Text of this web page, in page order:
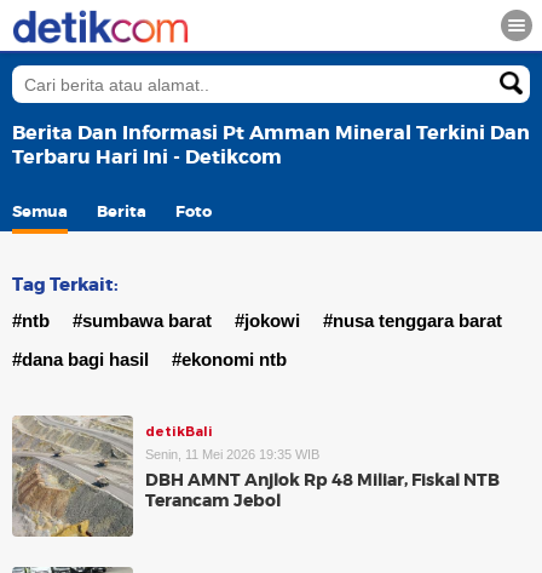
Berita Dan Informasi Pt Amman Mineral Terkini Dan
Terbaru Hari Ini - Detikcom
Semua Berita Foto
Tag Terkait:
#ntb #sumbawa barat #jokowi
#nusa tenggara barat
#dana bagi hasil
#ekonomi ntb
detikBali
Senin, 11 Mei 2026 19:35 WIB
DBH AMNT Anjlok Rp 48 Miliar, Fiskal NTB
Terancam Jebol